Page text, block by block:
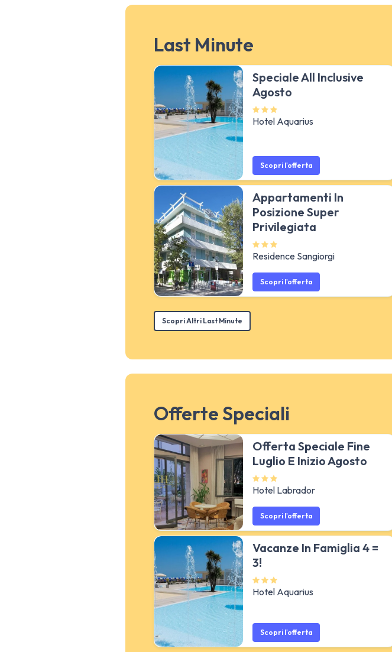
Last Minute
Speciale All Inclusive
Agosto
Hotel Aquarius
Scopri l'offerta
Appartamenti In
Posizione Super
Privilegiata
Residence Sangiorgi
Scopri l'offerta
Scopri Altri Last Minute
Offerte Speciali
Offerta Speciale Fine
Luglio E Inizio Agosto
Hotel Labrador
Scopri l'offerta
Vacanze In Famiglia 4 =
3!
Hotel Aquarius
Scopri l'offerta